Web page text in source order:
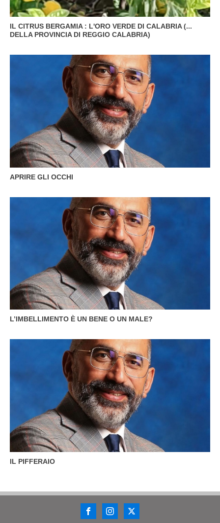
IL CITRUS BERGAMIA : L'ORO VERDE DI CALABRIA (...
DELLA PROVINCIA DI REGGIO CALABRIA)
APRIRE GLI OCCHI
L’IMBELLIMENTO È UN BENE O UN MALE?
IL PIFFERAIO